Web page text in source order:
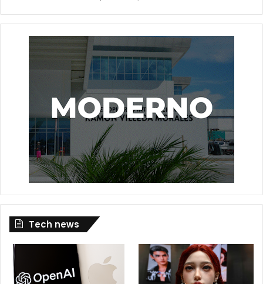
Tech news